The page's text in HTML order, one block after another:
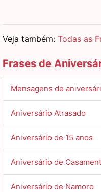
Veja também: Todas as
Frases de
Mensagens de
Aniversário Atrasado
Aniversário de 15 anos
Aniversário de
Aniversário de Namoro